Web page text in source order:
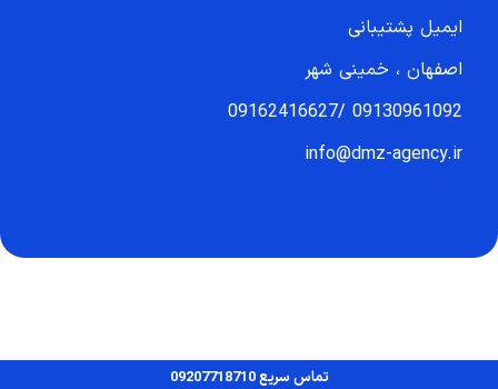
تماس سریع 09207718710
ایمیل پشتیبانی
اصفهان ، خمینی شهر
09130961092
/
09162416627
info@dmz-agency.ir